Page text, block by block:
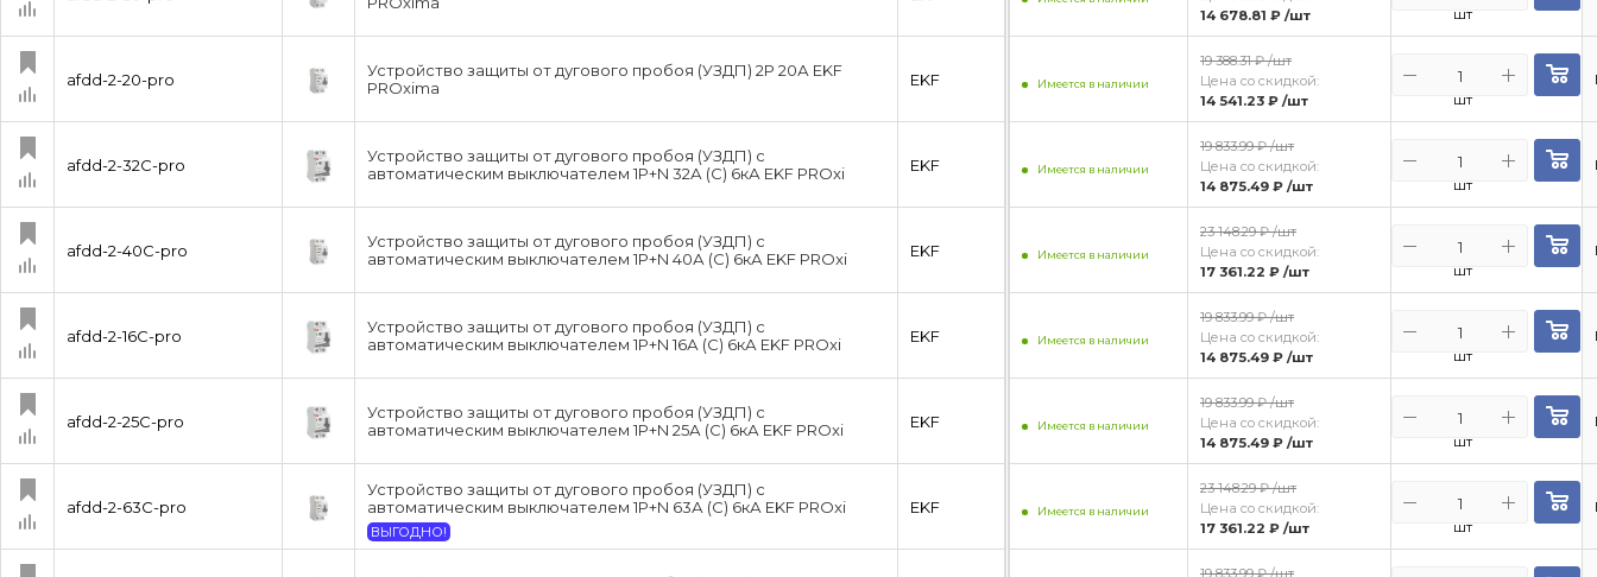
afdd-2-20-pro
Устройство защиты от дугового пробоя (УЗДП) 2P 20А EKF
PROxima
EKF
afdd-2-32C-pro
Устройство защиты от дугового пробоя (УЗДП) с
автоматическим выключателем 1P+N 32А (C) 6кА EKF PROxi
EKF
afdd-2-40C-pro
Устройство защиты от дугового пробоя (УЗДП) с
автоматическим выключателем 1P+N 40А (C) 6кА EKF PROxi
EKF
afdd-2-16C-pro
Устройство защиты от дугового пробоя (УЗДП) с
автоматическим выключателем 1P+N 16А (C) 6кА EKF PROxi
EKF
afdd-2-25C-pro
Устройство защиты от дугового пробоя (УЗДП) с
автоматическим выключателем 1P+N 25А (C) 6кА EKF PROxi
EKF
afdd-2-63C-pro
Устройство защиты от дугового пробоя (УЗДП) с
автоматическим выключателем 1P+N 63А (C) 6кА EKF PROxi
ВЫГОДНО!
EKF
14 678.81 ₽ /шт шт
Имеется в наличии
19 388.31 ₽ /шт
Цена со скидкой:
14 541.23 ₽ /шт шт
Имеется в наличии
19 833.99 ₽ /шт
Цена со скидкой:
14 875.49 ₽ /шт шт
Имеется в наличии
23 148.29 ₽ /шт
Цена со скидкой:
17 361.22 ₽ /шт шт
Имеется в наличии
19 833.99 ₽ /шт
Цена со скидкой:
14 875.49 ₽ /шт шт
Имеется в наличии
19 833.99 ₽ /шт
Цена со скидкой:
14 875.49 ₽ /шт шт
Имеется в наличии
23 148.29 ₽ /шт
Цена со скидкой:
17 361.22 ₽ /шт шт
19 833.99 ₽ /шт